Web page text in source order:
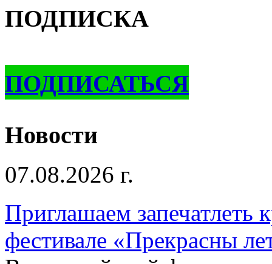
ПОДПИСКА
ПОДПИСАТЬСЯ
Новости
07.08.2026 г.
Приглашаем запечатлеть
фестивале «Прекрасны